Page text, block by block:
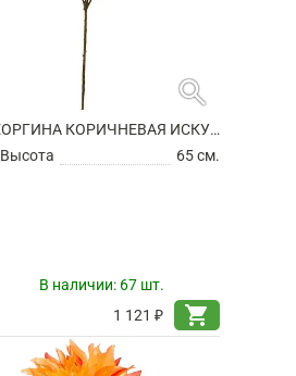
search
ГЕОРГИНА КОРИЧНЕВАЯ ИСКУССТВЕННАЯ
Высота
65 см.
В наличии: 67 шт.
1 121 ₽
shopping_cart